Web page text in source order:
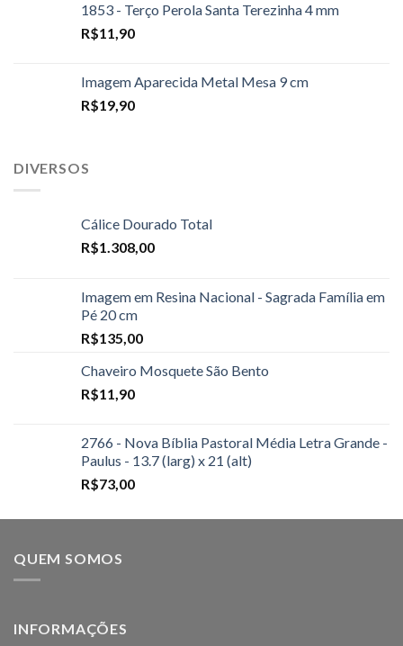
1853 - Terço Perola Santa Terezinha 4 mm
R$11,90
Imagem Aparecida Metal Mesa 9 cm
R$19,90
DIVERSOS
Cálice Dourado Total
R$1.308,00
Imagem em Resina Nacional - Sagrada Família em
Pé 20 cm
R$135,00
Chaveiro Mosquete São Bento
R$11,90
2766 - Nova Bíblia Pastoral Média Letra Grande -
Paulus - 13.7 (larg) x 21 (alt)
R$73,00
QUEM SOMOS
INFORMAÇÕES